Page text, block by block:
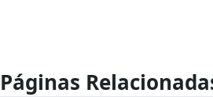
Páginas